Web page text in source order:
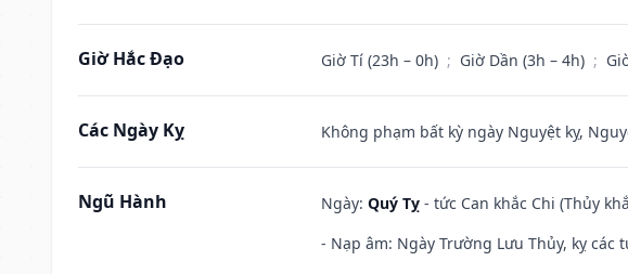
Giờ Hắc Đạo Giờ Tí (23h – 0h) ; Giờ Dần (3h – 4h) ;
Các Ngày Kỵ Không phạm bất kỳ ngày Nguyệt kỵ,
Ngũ Hành Ngày: Quý Tỵ - tức Can khắc Chi (Thủy
- Nạp âm: Ngày Trường Lưu Thủy, kỵ các